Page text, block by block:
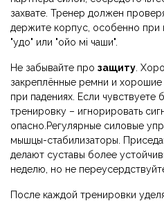
захвате. Тренер должен
держите корпус, особенно при
"удо" или "ойо мі чаши".
Не забывайте про защиту .
закреплённые ремни и хорошие
при падениях. Если чувствуете
тренировку – игнорировать
опасно.Регулярные силовые
мышцы-стабилизаторы.
делают суставы более
неделю, но не
После каждой тренировки